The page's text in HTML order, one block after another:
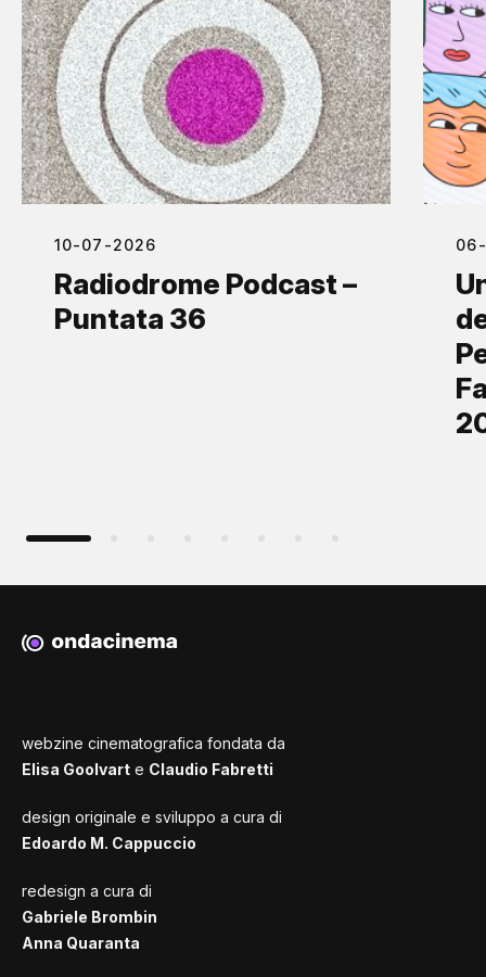
10-07-2026
Radiodrome Podcast –
Puntata 36
webzine cinematografica fondata da
Elisa Goolvart e Claudio Fabretti
design originale e sviluppo a cura di
Edoardo M. Cappuccio
redesign a cura di
Gabriele Brombin
Anna Quaranta